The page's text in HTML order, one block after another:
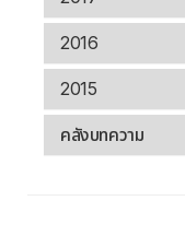
2016
2015
คลังบทความ